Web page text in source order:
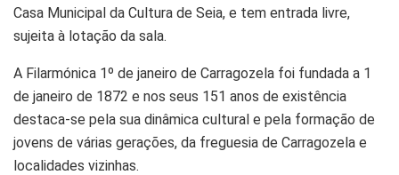
Casa Municipal da Cultura de Seia, e tem entrada livre,
sujeita à lotação da sala.
A Filarmónica 1º de janeiro de Carragozela foi fundada a 1
de janeiro de 1872 e nos seus 151 anos de existência
destaca-se pela sua dinâmica cultural e pela formação de
jovens de várias gerações, da freguesia de Carragozela e
localidades vizinhas.